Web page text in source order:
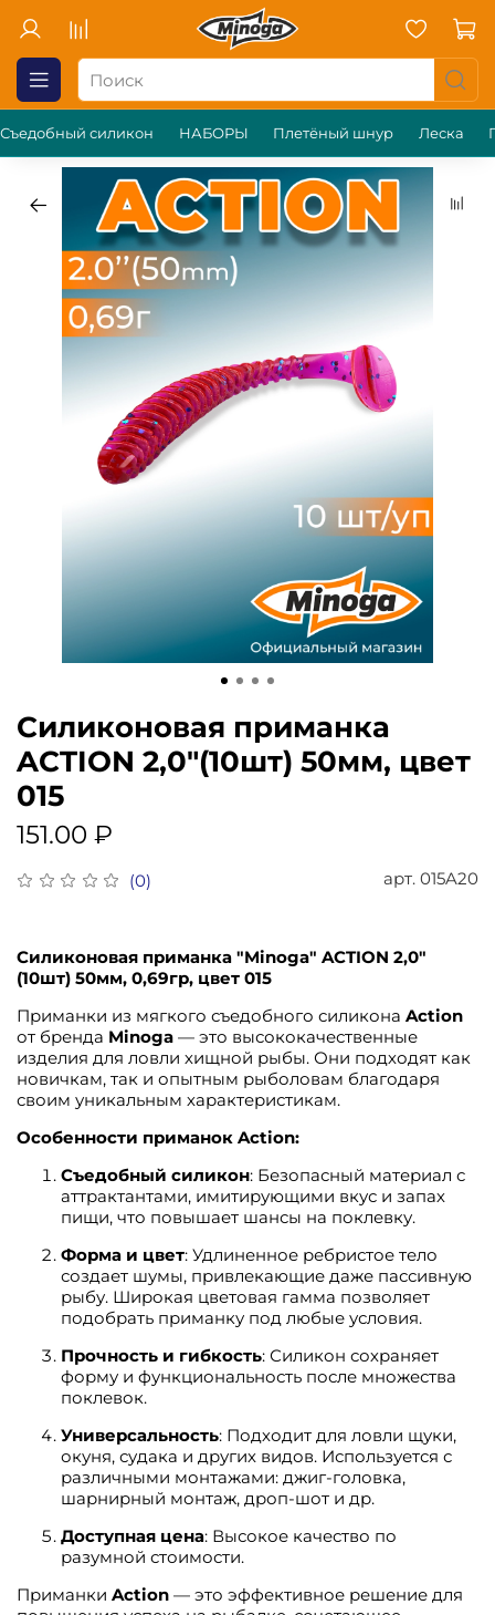
Съедобный силикон НАБОРЫ Плетёный шнур Леска
(0) арт. 015A20
Силиконовая приманка
ACTION 2,0"(10шт) 50мм, цвет
015
151.00 ₽
Силиконовая приманка "Minoga" ACTION 2,0"
(10шт) 50мм, 0,69гр, цвет 015
Приманки из мягкого съедобного силикона Action
от бренда Minoga — это высококачественные
изделия для ловли хищной рыбы. Они подходят как
новичкам, так и опытным рыболовам благодаря
своим уникальным характеристикам.
Особенности приманок Action:
Съедобный силикон: Безопасный материал с
аттрактантами, имитирующими вкус и запах
пищи, что повышает шансы на поклевку.
Форма и цвет: Удлиненное ребристое тело
создает шумы, привлекающие даже пассивную
рыбу. Широкая цветовая гамма позволяет
подобрать приманку под любые условия.
Прочность и гибкость: Силикон сохраняет
форму и функциональность после множества
поклевок.
Универсальность: Подходит для ловли щуки,
окуня, судака и других видов. Используется с
различными монтажами: джиг-головка,
шарнирный монтаж, дроп-шот и др.
Доступная цена: Высокое качество по
разумной стоимости.
Приманки Action — это эффективное решение для